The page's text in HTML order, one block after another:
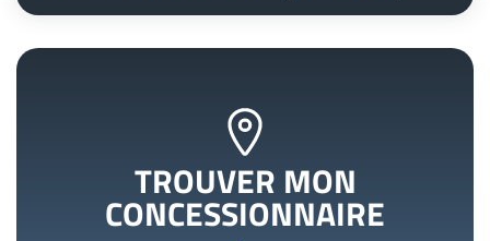
TROUVER MON
CONCESSIONNAIRE